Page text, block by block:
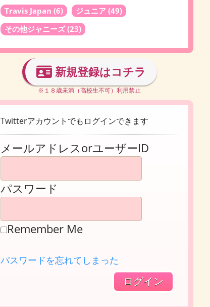
Travis Japan (6) ジュニア (49)
その他ジャニーズ(23)
新規登録はコチラ
※１８歳未満（高校生不可）利用禁止
Twitterアカウントでもログインできます
メールアドレスorユーザーID
パスワード
Remember Me
パスワードを忘れてしまった